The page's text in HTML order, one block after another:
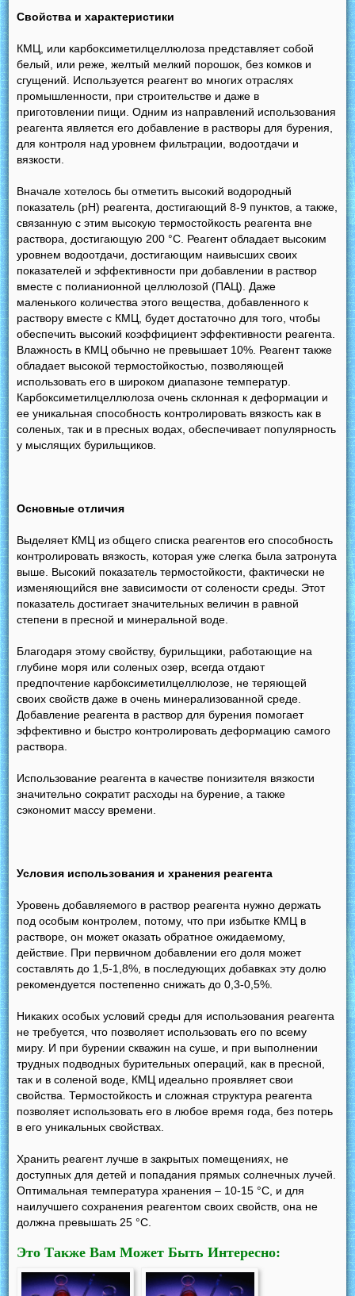
Свойства и характеристики
КМЦ, или карбоксиметилцеллюлоза представляет собой
белый, или реже, желтый мелкий порошок, без комков и
сгущений. Используется реагент во многих отраслях
промышленности, при строительстве и даже в
приготовлении пищи. Одним из направлений использования
реагента является его добавление в растворы для бурения,
для контроля над уровнем фильтрации, водоотдачи и
вязкости.
Вначале хотелось бы отметить высокий водородный
показатель (рН) реагента, достигающий 8-9 пунктов, а также,
связанную с этим высокую термостойкость реагента вне
раствора, достигающую 200 °С. Реагент обладает высоким
уровнем водоотдачи, достигающим наивысших своих
показателей и эффективности при добавлении в раствор
вместе с полианионной целлюлозой (ПАЦ). Даже
маленького количества этого вещества, добавленного к
раствору вместе с КМЦ, будет достаточно для того, чтобы
обеспечить высокий коэффициент эффективности реагента.
Влажность в КМЦ обычно не превышает 10%. Реагент также
обладает высокой термостойкостью, позволяющей
использовать его в широком диапазоне температур.
Карбоксиметилцеллюлоза очень склонная к деформации и
ее уникальная способность контролировать вязкость как в
соленых, так и в пресных водах, обеспечивает популярность
у мыслящих бурильщиков.
Основные отличия
Выделяет КМЦ из общего списка реагентов его способность
контролировать вязкость, которая уже слегка была затронута
выше. Высокий показатель термостойкости, фактически не
изменяющийся вне зависимости от солености среды. Этот
показатель достигает значительных величин в равной
степени в пресной и минеральной воде.
Благодаря этому свойству, бурильщики, работающие на
глубине моря или соленых озер, всегда отдают
предпочтение карбоксиметилцеллюлозе, не теряющей
своих свойств даже в очень минерализованной среде.
Добавление реагента в раствор для бурения помогает
эффективно и быстро контролировать деформацию самого
раствора.
Использование реагента в качестве понизителя вязкости
значительно сократит расходы на бурение, а также
сэкономит массу времени.
Условия использования и хранения реагента
Уровень добавляемого в раствор реагента нужно держать
под особым контролем, потому, что при избытке КМЦ в
растворе, он может оказать обратное ожидаемому,
действие. При первичном добавлении его доля может
составлять до 1,5-1,8%, в последующих добавках эту долю
рекомендуется постепенно снижать до 0,3-0,5%.
Никаких особых условий среды для использования реагента
не требуется, что позволяет использовать его по всему
миру. И при бурении скважин на суше, и при выполнении
трудных подводных бурительных операций, как в пресной,
так и в соленой воде, КМЦ идеально проявляет свои
свойства. Термостойкость и сложная структура реагента
позволяет использовать его в любое время года, без потерь
в его уникальных свойствах.
Хранить реагент лучше в закрытых помещениях, не
доступных для детей и попадания прямых солнечных лучей.
Оптимальная температура хранения – 10-15 °С, и для
наилучшего сохранения реагентом своих свойств, она не
должна превышать 25 °С.
Это Также Вам Может Быть Интересно: